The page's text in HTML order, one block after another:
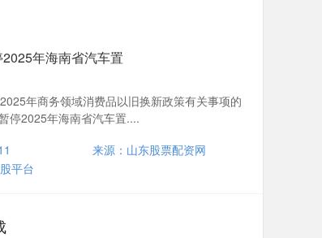
年海南省汽车置
年商务领域消费品以旧换新政策有关事项的
停2025年海南省汽车置....
来源：山东股票配资网
平台